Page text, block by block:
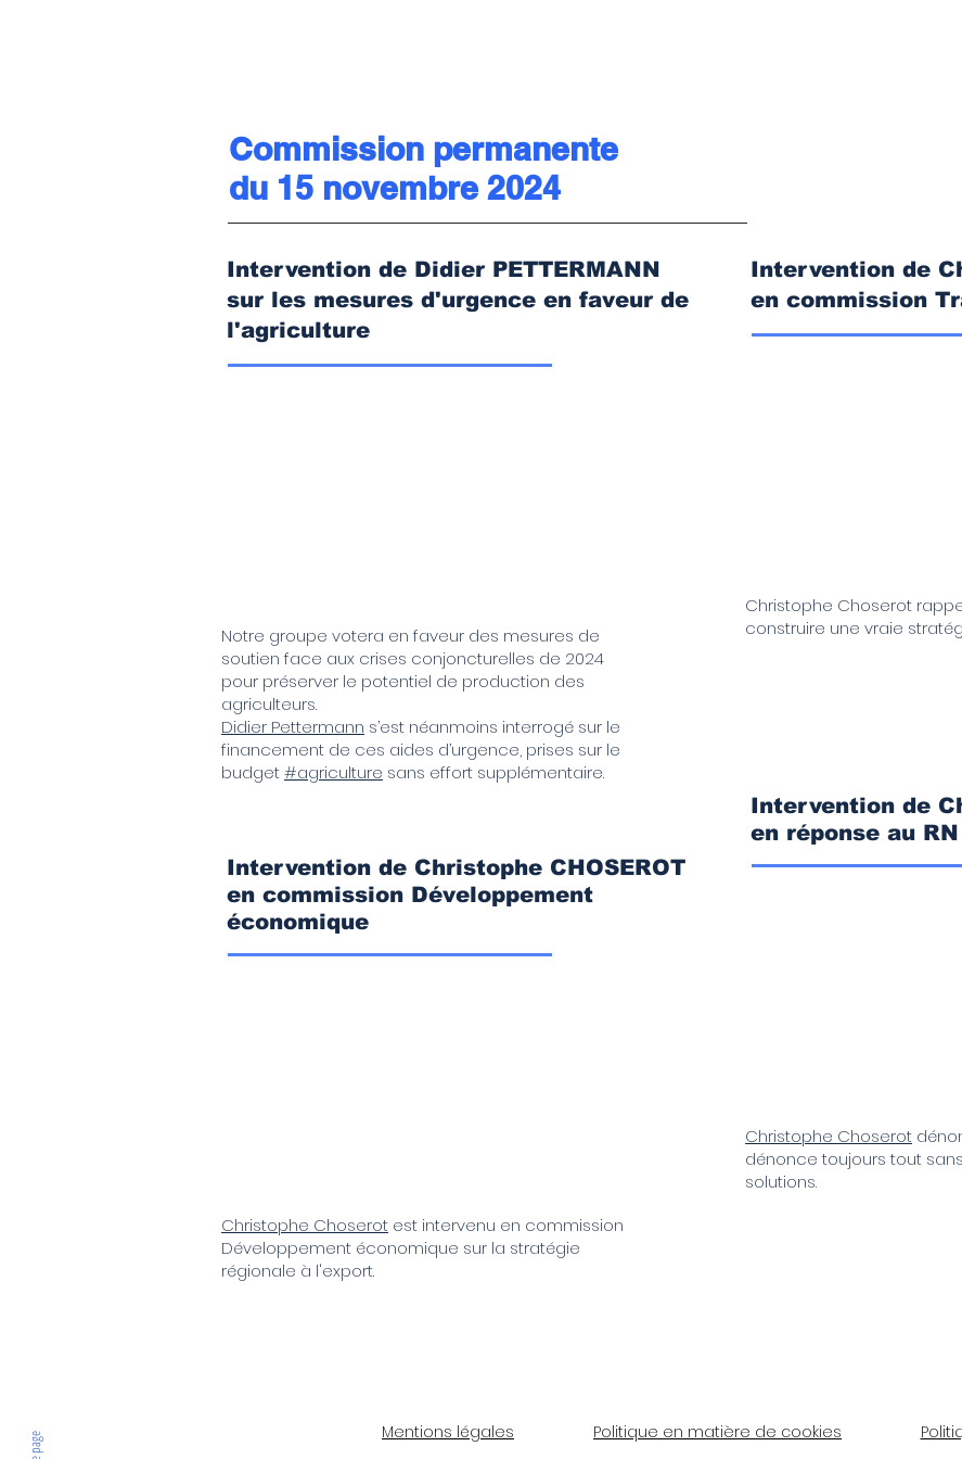
Commission permanente
du 15 novembre 2024
Intervention de Didier PETTERMANN
sur les mesures d'urgence en faveur de
l'agriculture
Notre groupe votera en faveur des mesures de
soutien face aux crises conjoncturelles de 2024
pour préserver le potentiel de production des
agriculteurs.
Didier Pettermann s’est néanmoins interrogé sur le
financement de ces aides d’urgence, prises sur le
budget#agriculture sans effort supplémentaire.
Intervention de Christophe CHOSEROT
en commission Développement
économique
Christophe Choserot est intervenu en commission
Développement économique sur la stratégie
régionale à l'export.
Intervention de
en commission
Christophe Choserot
construire une vraie
Intervention de
en réponse au RN
Christophe Choserot
dénonce toujours tout
solutions.
Mentions légales Politique en matière de cookies